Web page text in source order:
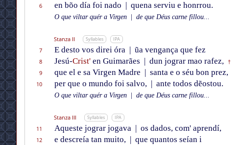
6
en bõo día foi nado | quena serviu e honrrou.
O que viltar quér a Virgen
de que Déus carne fillou...
Stanza II Syllables IPA
7 E desto vos direi óra | ũa vengança que fez
8
Jesú-Crist'en Guimarães | dun jograr mao rafez, †
9
que el e sa Virgen Madre | santa e o séu bon prez,
10
per que o mundo foi salvo, | ante todos dẽostou.
O que viltar quér a Virgen
de que Déus carne fillou...
Stanza III Syllables IPA
11 Aqueste jograr jogava | os dados, com' aprendí,
12
e descreía tan muito, | que quantos seían i